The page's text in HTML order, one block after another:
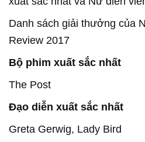
Danh sách giải thưởng của
Review 2017
Bộ phim xuất sắc nhất
The Post
Đạo diễn xuất sắc nhất
Greta Gerwig, Lady Bird